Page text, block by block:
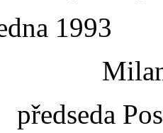
1993
předseda